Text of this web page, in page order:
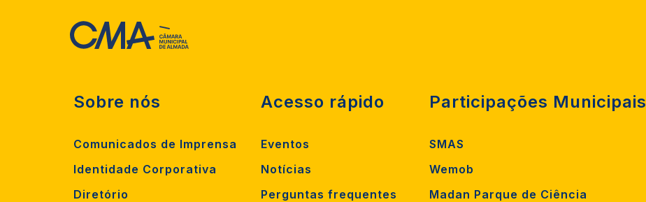
Sobre nós
Comunicados de Imprensa
Identidade Corporativa
Diretório
Acesso rápido
Eventos
Notícias
Perguntas frequentes
Participações Municipais
SMAS
Wemob
Madan Parque de Ciência